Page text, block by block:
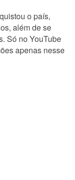
o país,
além de se
Só no YouTube
apenas nesse